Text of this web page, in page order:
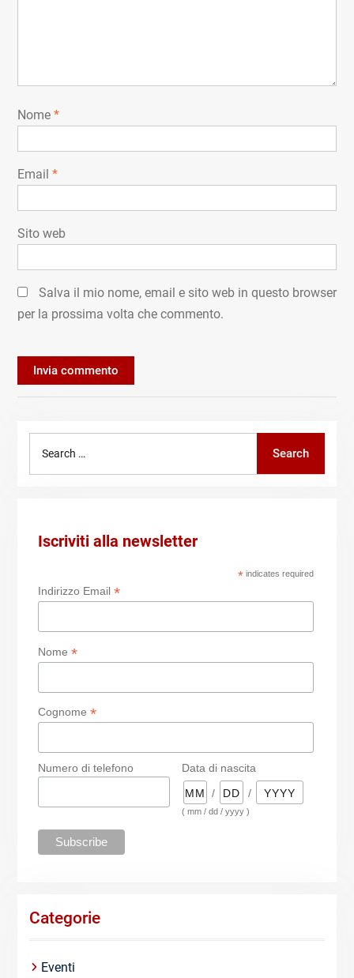
Nome *
Email *
Sito web
Salva il mio nome, email e sito web in questo browser
per la prossima volta che commento.
Search
Iscriviti alla newsletter
*indicates required
Indirizzo Email *
Nome *
Cognome *
Numero di telefono
Data di nascita
/
/
( mm / dd / yyyy )
Categorie
Eventi